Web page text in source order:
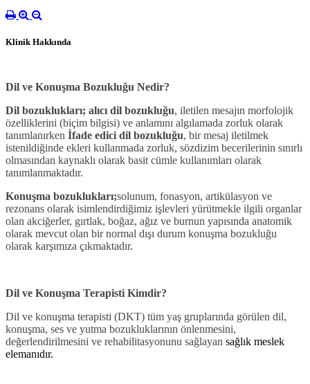
Klinik Hakkında
Dil ve Konuşma Bozukluğu Nedir?
Dil bozuklukları; alıcı dil bozukluğu, iletilen mesajın morfolojik
özelliklerini (biçim bilgisi) ve anlamını algılamada zorluk olarak
tanımlanırken İfade edici dil bozukluğu, bir mesaj iletilmek
istenildiğinde ekleri kullanmada zorluk, sözdizim becerilerinin sınırlı
olmasından kaynaklı olarak basit cümle kullanımları olarak
tanımlanmaktadır.
Konuşma bozuklukları;solunum, fonasyon, artikülasyon ve
rezonans olarak isimlendirdiğimiz işlevleri yürütmekle ilgili organlar
olan akciğerler, gırtlak, boğaz, ağız ve burnun yapısında anatomik
olarak mevcut olan bir normal dışı durum konuşma bozukluğu
olarak karşımıza çıkmaktadır.
Dil ve Konuşma Terapisti Kimdir?
Dil ve konuşma terapisti (DKT) tüm yaş gruplarında görülen dil,
konuşma, ses ve yutma bozukluklarının önlenmesini,
değerlendirilmesini ve rehabilitasyonunu sağlayan sağlık meslek
elemanıdır.